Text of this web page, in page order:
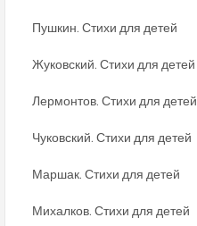
Пушкин. Стихи для детей
Жуковский. Стихи для детей
Лермонтов. Стихи для детей
Чуковский. Стихи для детей
Маршак. Стихи для детей
Михалков. Стихи для детей